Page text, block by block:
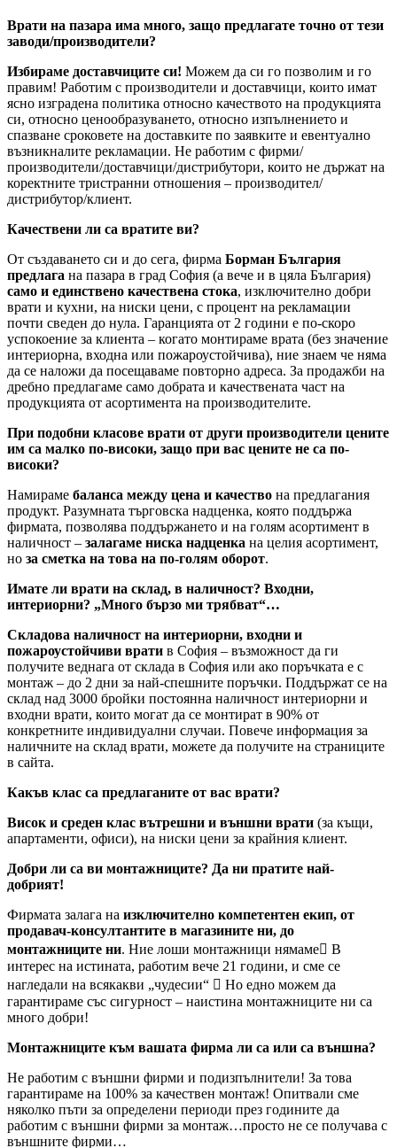
Врати на пазара има много, защо предлагате точно от тези
заводи/производители?
Избираме доставчиците си! Можем да си го позволим и го
правим! Работим с производители и доставчици, които имат
ясно изградена политика относно качеството на продукцията
си, относно ценообразуването, относно изпълнението и
спазване сроковете на доставките по заявките и евентуално
възникналите рекламации. Не работим с фирми/
производители/доставчици/дистрибутори, които не държат на
коректните тристранни отношения – производител/
дистрибутор/клиент.
Качествени ли са вратите ви?
От създаването си и до сега, фирма Борман България
предлага на пазара в град София (а вече и в цяла България)
само и единствено качествена стока, изключително добри
врати и кухни, на ниски цени, с процент на рекламации
почти сведен до нула. Гаранцията от 2 години е по-скоро
успокоение за клиента – когато монтираме врата (без значение
интериорна, входна или пожароустойчива), ние знаем че няма
да се наложи да посещаваме повторно адреса. За продажби на
дребно предлагаме само добрата и качествената част на
продукцията от асортимента на производителите.
При подобни класове врати от други производители цените
им са малко по-високи, защо при вас цените не са по-
високи?
Намираме баланса между цена и качество на предлагания
продукт. Разумната търговска надценка, която поддържа
фирмата, позволява поддържането и на голям асортимент в
наличност – залагаме ниска надценка на целия асортимент,
но за сметка на това на по-голям оборот.
Имате ли врати на склад, в наличност? Входни,
интериорни? „Много бързо ми трябват“…
Складова наличност на интериорни, входни и
пожароустойчиви врати в София – възможност да ги
получите веднага от склада в София или ако поръчката е с
монтаж – до 2 дни за най-спешните поръчки. Поддържат се на
склад над 3000 бройки постоянна наличност интериорни и
входни врати, които могат да се монтират в 90% от
конкретните индивидуални случаи. Повече информация за
наличните на склад врати, можете да получите на страниците
в сайта.
Какъв клас са предлаганите от вас врати?
Висок и среден клас вътрешни и външни врати (за къщи,
апартаменти, офиси), на ниски цени за крайния клиент.
Добри ли са ви монтажниците? Да ни пратите най-
добрият!
Фирмата залага на изключително компетентен екип, от
продавач-консултантите в магазините ни, до
монтажниците ни. Ние лоши монтажници нямаме В
интерес на истината, работим вече 21 години, и сме се
нагледали на всякакви „чудесии“  Но едно можем да
гарантираме със сигурност – наистина монтажниците ни са
много добри!
Монтажниците към вашата фирма ли са или са външна?
Не работим с външни фирми и подизпълнители! За това
гарантираме на 100% за качествен монтаж! Опитвали сме
няколко пъти за определени периоди през годините да
работим с външни фирми за монтаж…просто не се получава с
външните фирми…